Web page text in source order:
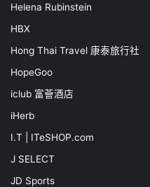
Helena Rubinstein
HBX
Hong Thai Travel 康泰旅行社
HopeGoo
iclub 富薈酒店
iHerb
I.T | ITeSHOP.com
J SELECT
JD Sports